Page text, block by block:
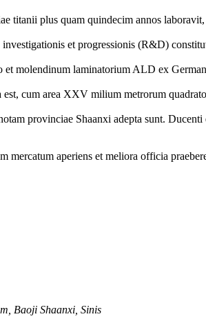
titanii plus quam quindecim annos
et progressionis (R&D)
et molendinum laminatorium ALD ex
cum area XXV milium metrorum
provinciae Shaanxi adepta sunt.
mercatum aperiens et meliora officia
Baoji Shaanxi, Sinis